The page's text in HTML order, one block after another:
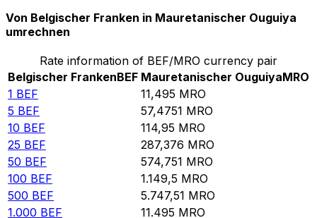
Von Belgischer Franken in Mauretanischer Ouguiya
umrechnen
Rate information of BEF/MRO currency pair
Belgischer FrankenBEF Mauretanischer OuguiyaMRO
1 BEF 11,495 MRO
5 BEF 57,4751 MRO
10 BEF 114,95 MRO
25 BEF 287,376 MRO
50 BEF 574,751 MRO
100 BEF 1.149,5 MRO
500 BEF 5.747,51 MRO
1.000 BEF 11.495 MRO